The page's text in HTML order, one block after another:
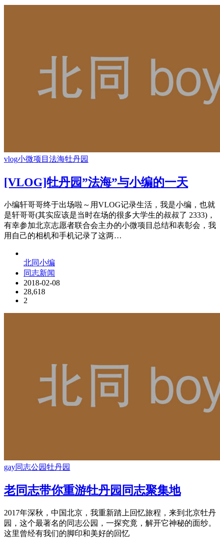
vlog小微项目 法海牡丹园
[VLOG]牡丹园”法海”与小编的一天
小编轩哥哥终于出场啦～用VLOG记录生活，我是小编，也就
是轩哥哥(其实应该是当时在场的很多大学生的叔叔了 2333)，
有幸参加北京志愿者联合会主办的小微项目总结和表彰会，我
用自己的相机和手机记录了这两…
北同小编
同志新闻
2018-02-08
28,618
2
gay同志公园牡丹园
老同志带你重游牡丹园同志聚集地
2017年深秋，中国北京，我重新踏上回忆旅程，来到北京牡丹
园，这个最著名的同志公园，一探究竟，解开它神秘的面纱。
这里曾经有我们的脚印和美好的回忆